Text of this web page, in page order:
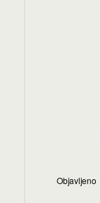
Objavljeno